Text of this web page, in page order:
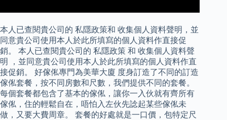
本人已查閱貴公司的 私隱政策和 收集個人資料聲明，並
同意貴公司使用本人於此所填寫的個人資料作直接促
銷。 本人已查閱貴公司的 私隱政策 和 收集個人資料聲
明 ，並同意貴公司使用本人於此所填寫的個人資料作直
接促銷。 好傢俬專門為美華大廈 度身訂造了不同的訂造
傢俬套餐，按不同房數和尺數，我們提供不同的套餐。
每個套餐都包含了基本的傢俬，讓你一入伙就有齊所有
傢俬，住的輕鬆自在，唔怕入左伙先諗起某些傢俬未
做，又要大費周章。 套餐的好處就是一口價，包特定尺